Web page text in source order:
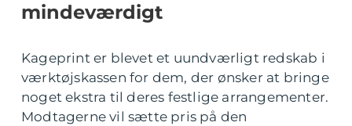
mindeværdigt
Kageprint er blevet et uundværligt redskab i
værktøjskassen for dem, der ønsker at bringe
noget ekstra til deres festlige arrangementer.
Modtagerne vil sætte pris på den